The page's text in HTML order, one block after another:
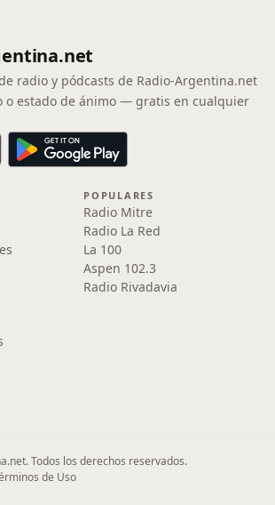
radio y pódcasts de Radio-Argentina.net
o estado de ánimo — gratis en cualquier
POPULARES
Radio Mitre
Radio La Red
La 100
Aspen 102.3
Radio Rivadavia
Todos los derechos reservados.
de Uso